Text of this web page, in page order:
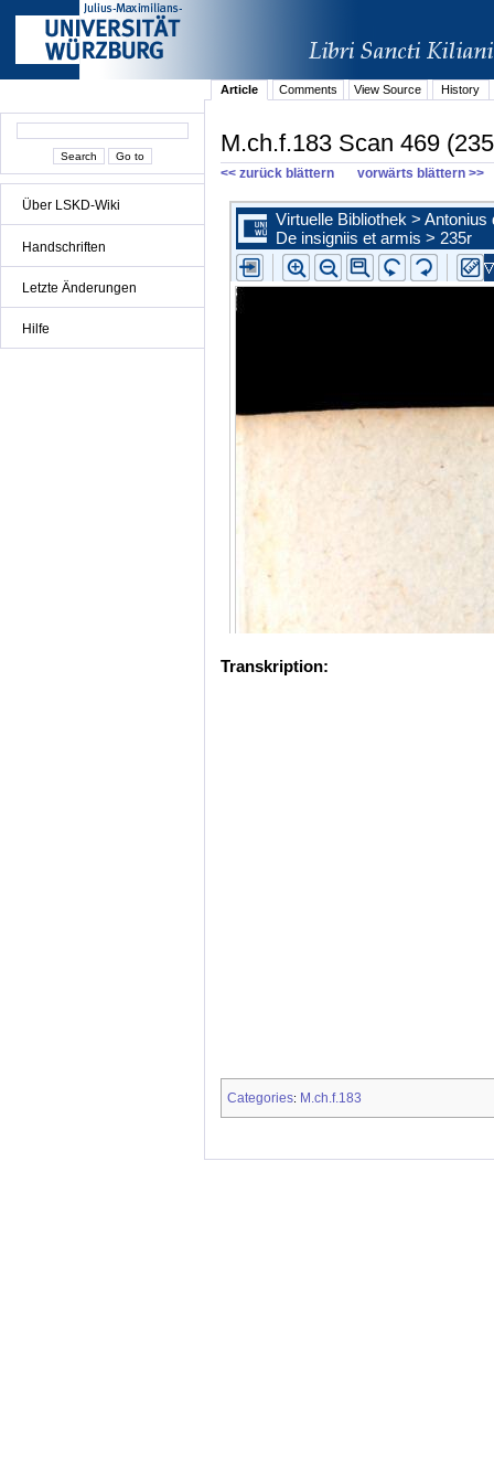
Über LSKD-Wiki
Handschriften
Letzte Änderungen
Hilfe
Article Comments View Source History
M.ch.f.183 Scan 469
<< zurück blättern vorwärts blättern >>
Transkription:
Categories: M.ch.f.183